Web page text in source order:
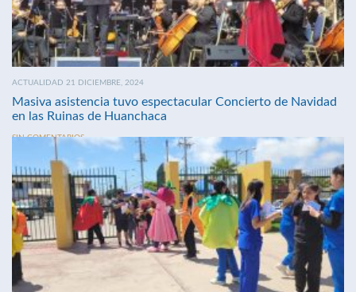
ACTUALIDAD 21 DICIEMBRE, 2024
Masiva asistencia tuvo espectacular Concierto de Navidad
en las Ruinas de Huanchaca
SIN COMENTARIOS